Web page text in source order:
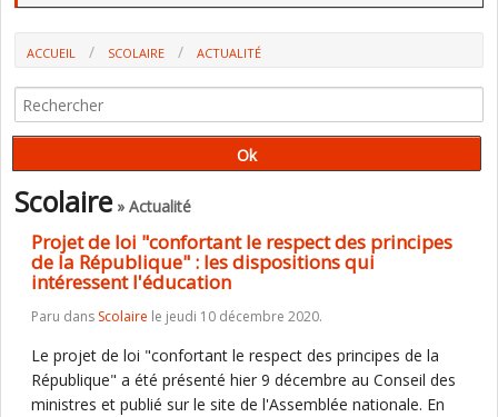
ACCUEIL SCOLAIRE
ACTUALITÉ
RÉPUBLIQUE" : LES DISPOSITIONS QUI INTÉRESSENT L'ÉDUCATION
Scolaire» Actualité
Projet de loi "confortant le respect des principes
de la République" : les dispositions qui
intéressent l'éducation
Paru dans Scolaire le jeudi 10 décembre 2020.
Le projet de loi "confortant le respect des principes de la
République" a été présenté hier 9 décembre au Conseil des
ministres et publié sur le site de l'Assemblée nationale. En